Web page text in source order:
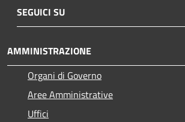
SEGUICI SU
AMMINISTRAZIONE
Organi di Governo
Aree Amministrative
Uffici